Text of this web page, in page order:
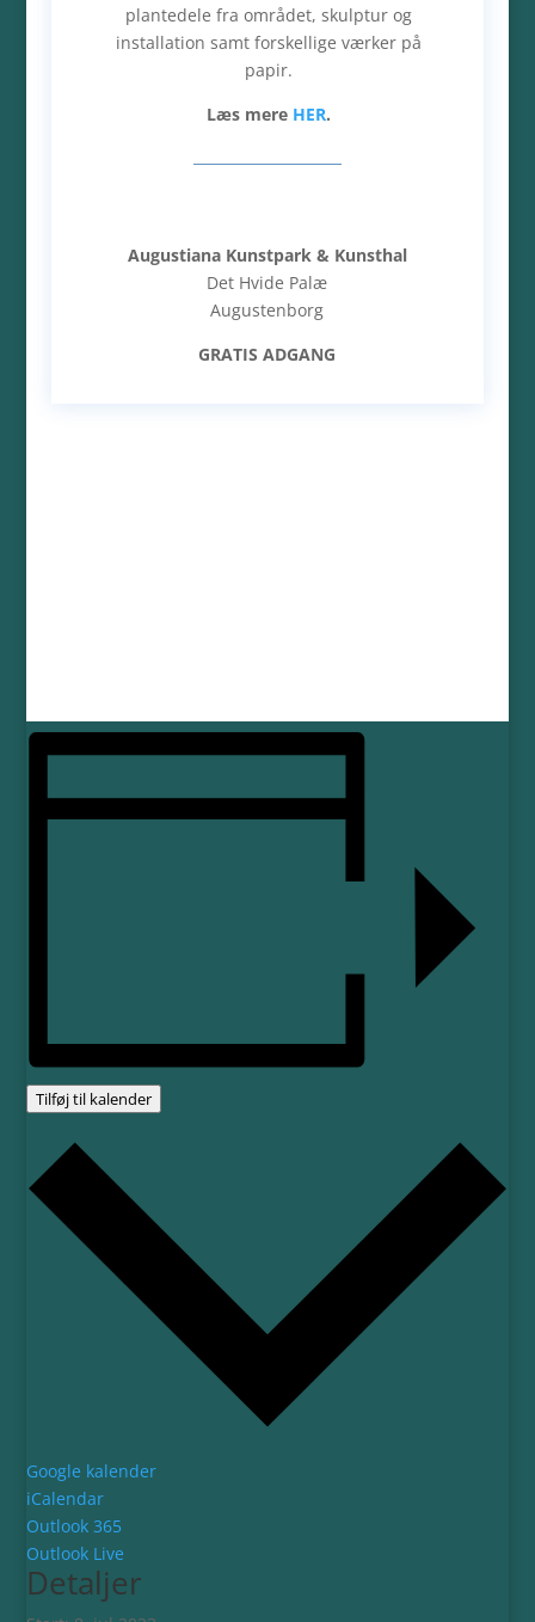
plantedele fra området, skulptur og
installation samt forskellige værker på
papir.
Læs mere HER.
Augustiana Kunstpark & Kunsthal
Det Hvide Palæ
Augustenborg
GRATIS ADGANG
Tilføj til kalender
Google kalender
iCalendar
Outlook 365
Outlook Live
Detaljer